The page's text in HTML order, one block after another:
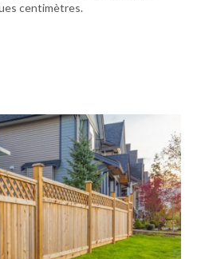
centimètres.